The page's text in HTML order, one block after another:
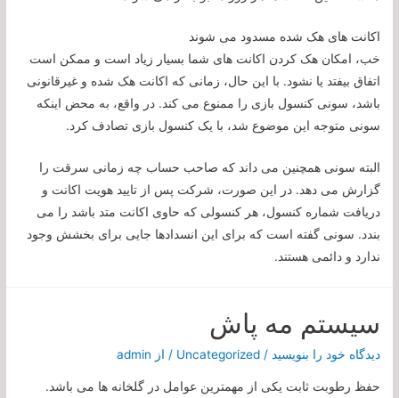
اکانت های هک شده مسدود می شوند
خب، امکان هک کردن اکانت های شما بسیار زیاد است و ممکن است
اتفاق بیفتد یا نشود. با این حال، زمانی که اکانت هک شده و غیرقانونی
باشد، سونی کنسول بازی را ممنوع می کند. در واقع، به محض اینکه
سونی متوجه این موضوع شد، با یک کنسول بازی تصادف کرد.
البته سونی همچنین می داند که صاحب حساب چه زمانی سرقت را
گزارش می دهد. در این صورت، شرکت پس از تایید هویت اکانت و
دریافت شماره کنسول، هر کنسولی که حاوی اکانت متد باشد را می
بندد. سونی گفته است که برای این انسدادها جایی برای بخشش وجود
ندارد و دائمی هستند.
سیستم مه پاش
دیدگاه‌ خود را بنویسید /
Uncategorized / از admin
حفظ رطوبت ثابت یکی از مهمترین عوامل در گلخانه ها می باشد.